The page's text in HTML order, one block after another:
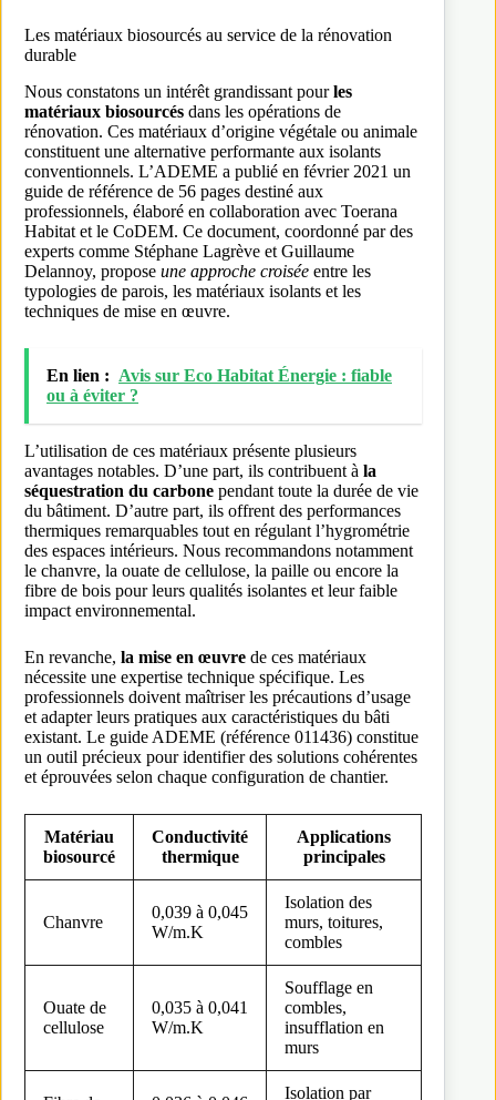
Les matériaux biosourcés au service de la rénovation
durable
Nous constatons un intérêt grandissant pourles
matériaux biosourcés dans les opérations de
rénovation. Ces matériaux d’origine végétale ou animale
constituent une alternative performante aux isolants
conventionnels. L’ADEME a publié en février 2021 un
guide de référence de 56 pages destiné aux
professionnels, élaboré en collaboration avec Toerana
Habitat et le CoDEM. Ce document, coordonné par des
experts comme Stéphane Lagrève et Guillaume
Delannoy, propose une approche croisée entre les
typologies de parois, les matériaux isolants et les
techniques de mise en œuvre.
En lien : Avis sur Eco Habitat Énergie : fiable
ou à éviter ?
L’utilisation de ces matériaux présente plusieurs
avantages notables. D’une part, ils contribuent à la
séquestration du carbone pendant toute la durée de vie
du bâtiment. D’autre part, ils offrent des performances
thermiques remarquables tout en régulant l’hygrométrie
des espaces intérieurs. Nous recommandons notamment
le chanvre, la ouate de cellulose, la paille ou encore la
fibre de bois pour leurs qualités isolantes et leur faible
impact environnemental.
En revanche, la mise en œuvre de ces matériaux
nécessite une expertise technique spécifique. Les
professionnels doivent maîtriser les précautions d’usage
et adapter leurs pratiques aux caractéristiques du bâti
existant. Le guide ADEME (référence 011436) constitue
un outil précieux pour identifier des solutions cohérentes
et éprouvées selon chaque configuration de chantier.
Matériau
biosourcé
Conductivité
thermique
Applications
principales
Chanvre
0,039 à 0,045
W/m.K
Isolation des
murs, toitures,
combles
Ouate de
cellulose
0,035 à 0,041
W/m.K
Soufflage en
combles,
insufflation en
murs
Isolation par